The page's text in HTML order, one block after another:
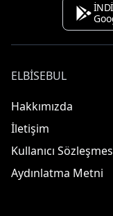
ELBISEBUL
Hakkımızda
İletişim
Kullanıcı
Aydınlatma Metni